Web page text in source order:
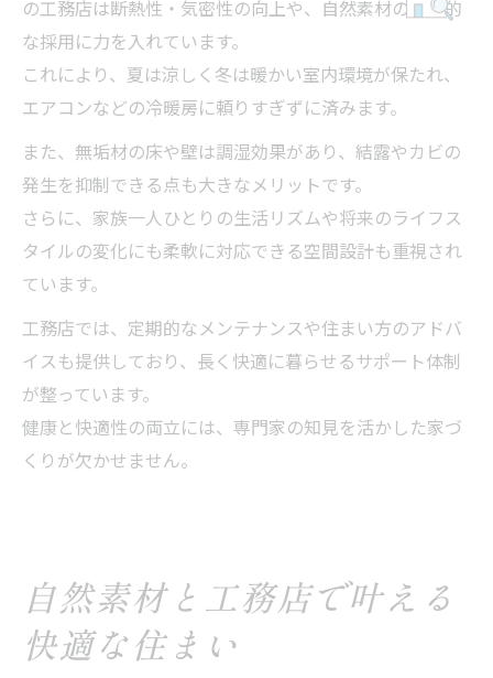
の工務店は断熱性・気密性の向上や、自然素材の積極的
な採用に力を入れています。
これにより、夏は涼しく冬は暖かい室内環境が保たれ、
エアコンなどの冷暖房に頼りすぎずに済みます。
また、無垢材の床や壁は調湿効果があり、結露やカビの
発生を抑制できる点も大きなメリットです。
さらに、家族一人ひとりの生活リズムや将来のライフス
タイルの変化にも柔軟に対応できる空間設計も重視され
ています。
工務店では、定期的なメンテナンスや住まい方のアドバ
イスも提供しており、長く快適に暮らせるサポート体制
が整っています。
健康と快適性の両立には、専門家の知見を活かした家づ
くりが欠かせません。
自然素材と工務店で叶える
快適な住まい